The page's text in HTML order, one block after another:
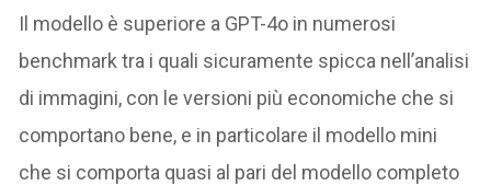
Il modello è superiore a GPT-4o in numerosi
benchmark tra i quali sicuramente spicca nell’analisi
di immagini, con le versioni più economiche che si
comportano bene, e in particolare il modello mini
che si comporta quasi al pari del modello completo